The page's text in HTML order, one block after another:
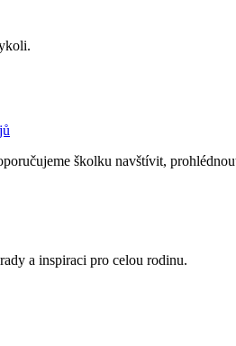
školku navštívit,
a inspiraci pro celou rodinu.